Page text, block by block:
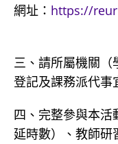
網址： https://
三、請所屬機關（
登記及課務派代事
四、完整參與本活
延時數）、教師研